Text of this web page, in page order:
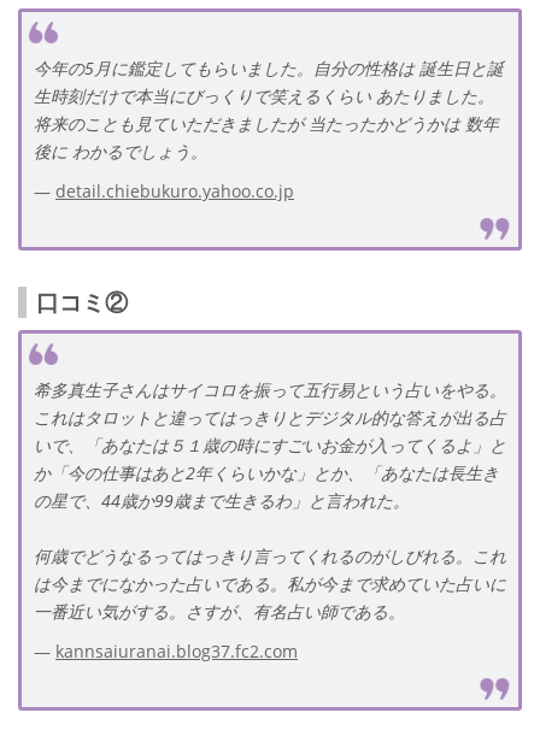
今年の5月に鑑定してもらいました。自分の性格は 誕生日と誕
生時刻だけで本当にびっくりで笑えるくらい あたりました。
将来のことも見ていただきましたが 当たったかどうかは 数年
後に わかるでしょう。
detail.chiebukuro.yahoo.co.jp
口コミ②
希多真生子さんはサイコロを振って五行易という占いをやる。
これはタロットと違ってはっきりとデジタル的な答えが出る占
いで、「あなたは５１歳の時にすごいお金が入ってくるよ」と
か「今の仕事はあと2年くらいかな」とか、「あなたは長生き
の星で、44歳か99歳まで生きるわ」と言われた。
何歳でどうなるってはっきり言ってくれるのがしびれる。これ
は今までになかった占いである。私が今まで求めていた占いに
一番近い気がする。さすが、有名占い師である。
kannsaiuranai.blog37.fc2.com